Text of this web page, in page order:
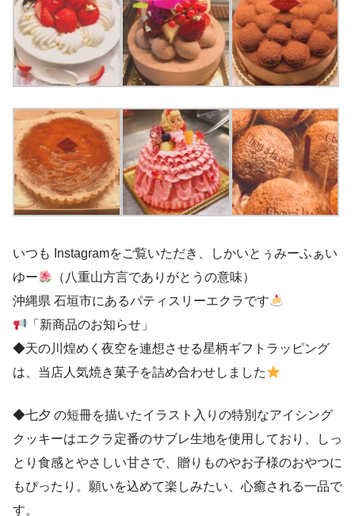
いつも Instagramをご覧いただき、しかいとぅみーふぁい
ゆー
（八重山方言でありがとうの意味）
沖縄県 石垣市にあるパティスリーエクラです
「新商品のお知らせ」
◆天の川煌めく夜空を連想させる星柄ギフトラッピング
は、当店人気焼き菓子を詰め合わせしました
◆七夕 の短冊を描いたイラスト入りの特別なアイシング
クッキーはエクラ定番のサブレ生地を使用しており、しっ
とり食感とやさしい甘さで、贈りものやお子様のおやつに
もぴったり。願いを込めて楽しみたい、心癒される一品で
す。